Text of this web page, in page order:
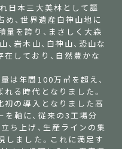
日本三大美林として謳
め、世界遺産白神山地に
量を誇り、まさしく大森
岩木山、白神山、恐山な
しており、自然豊かな
は年間100万㎥を超え、
る時代となりました。
初の導入となりました高
軸に、従来の3工場分
ち上げ、生産ラインの集
しました。これに満足す